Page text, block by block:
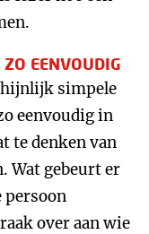
EENVOUDIG
simpele
eenvoudig in
te denken van
Wat gebeurt er
persoon
over aan wie